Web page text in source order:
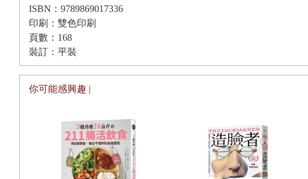
如果你有心想要成為「有工作能力的人」或「成功的商
「營養素拼片」是否夠完整。
讀過本書之後，你就會了解現在的自己到底缺少的是什
的新知識，還能幫助你發現許多自己一直以來都認為是常
以後，可以修正平時的飲食，從內部重新拼湊出一幅新的
在這裡轉換一下話題。你知道《 ONE PIECE～航海王
主角蒙其．D．魯夫在內的「草帽海賊團」一夥人為了尋
這裡提出這個話題的理由，是因為我認為每個人的「一
ISBN：9789869017336
印刷：雙色印刷
頁數：168
裝訂：平裝
你可能感興趣 |